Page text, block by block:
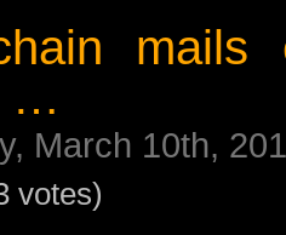
mails
…
March 10th,
votes)